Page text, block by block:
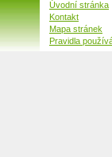
Úvodní stránka
Kontakt
Mapa stránek
Pravidla